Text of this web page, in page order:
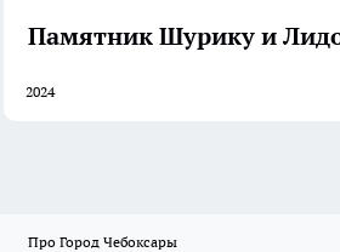
Памятник Шурику и
2024
Про Город Чебоксары